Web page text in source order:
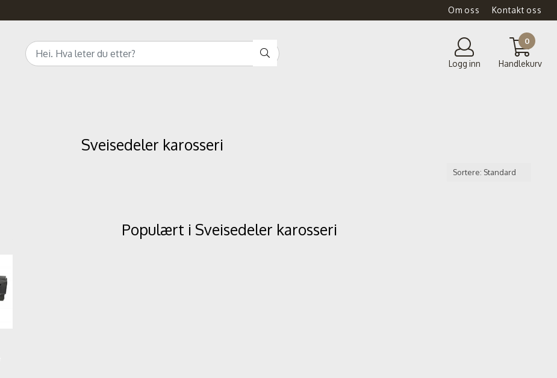
Om oss Kontakt oss
Logg inn
0
Handlekurv
Sveisedeler karosseri
Populært i Sveisedeler karosseri